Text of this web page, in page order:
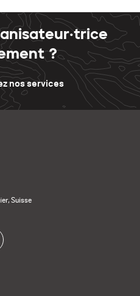
?
nos services
Suisse